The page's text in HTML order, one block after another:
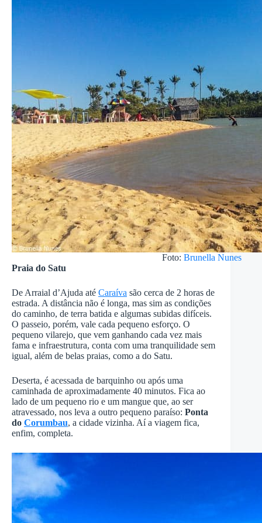
Foto: Brunella Nunes
Praia do Satu
De Arraial d’Ajuda até Caraíva são cerca de 2 horas de
estrada. A distância não é longa, mas sim as condições
do caminho, de terra batida e algumas subidas difíceis.
O passeio, porém, vale cada pequeno esforço. O
pequeno vilarejo, que vem ganhando cada vez mais
fama e infraestrutura, conta com uma tranquilidade sem
igual, além de belas praias, como a do Satu.
Deserta, é acessada de barquinho ou após uma
caminhada de aproximadamente 40 minutos. Fica ao
lado de um pequeno rio e um mangue que, ao ser
atravessado, nos leva a outro pequeno paraíso: Ponta
do Corumbau, a cidade vizinha. Aí a viagem fica,
enfim, completa.